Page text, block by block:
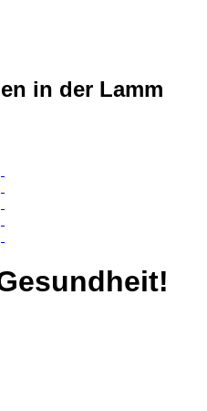
in der Lamm